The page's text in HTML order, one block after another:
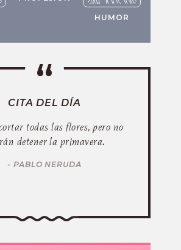
HUMOR
CITA DEL DÍA
todas las flores, pero no
detener la primavera.
- PABLO NERUDA